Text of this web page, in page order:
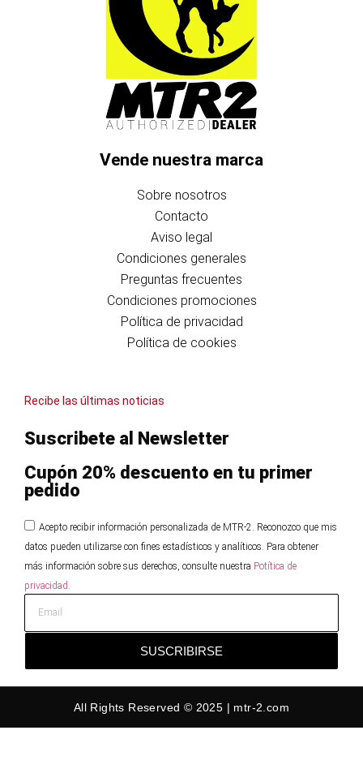
Vende nuestra marca
Sobre nosotros
Contacto
Aviso legal
Condiciones generales
Preguntas frecuentes
Condiciones promociones
Política de privacidad
Política de cookies
Recibe las últimas noticias
Suscribete al Newsletter
Cupón 20% descuento en tu primer
pedido
Acepto recibir información personalizada de MTR-2. Reconozco que mis
datos pueden utilizarse con fines estadísticos y analíticos. Para obtener
más información sobre sus derechos, consulte nuestra Potítica de
privacidad.
SUSCRIBIRSE
All Rights Reserved © 2025 | mtr-2.com